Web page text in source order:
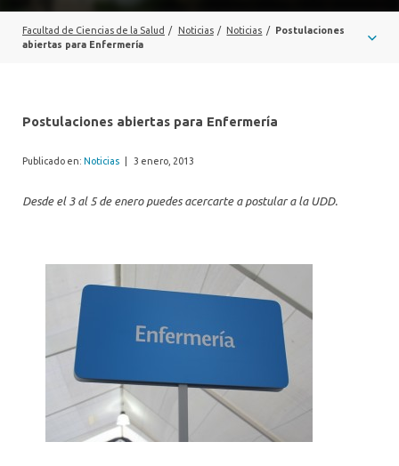
CLÍNICA ERNESTO SILVA B.
Facultad de Ciencias de la Salud / Noticias / Noticias /
Postulaciones
abiertas para Enfermería
Postulaciones abiertas para Enfermería
Publicado en: Noticias 3 enero, 2013
Desde el 3 al 5 de enero puedes acercarte a postular a la UDD.